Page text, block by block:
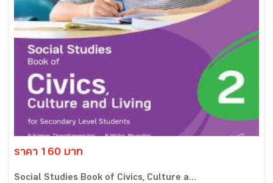
ราคา 160 บาท
Social Studies Book of Civics, Culture a...